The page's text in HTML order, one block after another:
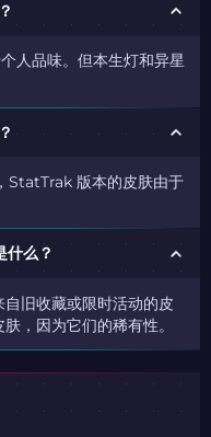
人品味。但本生灯和异星
StatTrak 版本的皮肤由于
什么？
旧收藏或限时活动的皮
，因为它们的稀有性。